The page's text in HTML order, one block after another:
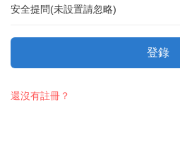
安全提問(未設置請忽略)
登錄
還沒有註冊？